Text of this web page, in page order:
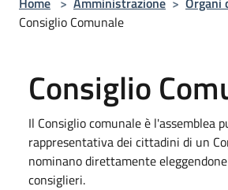
Consiglio Comunale
Consiglio
Il Consiglio comunale è l'assemblea
rappresentativa dei cittadini di un
nominano direttamente
consiglieri.